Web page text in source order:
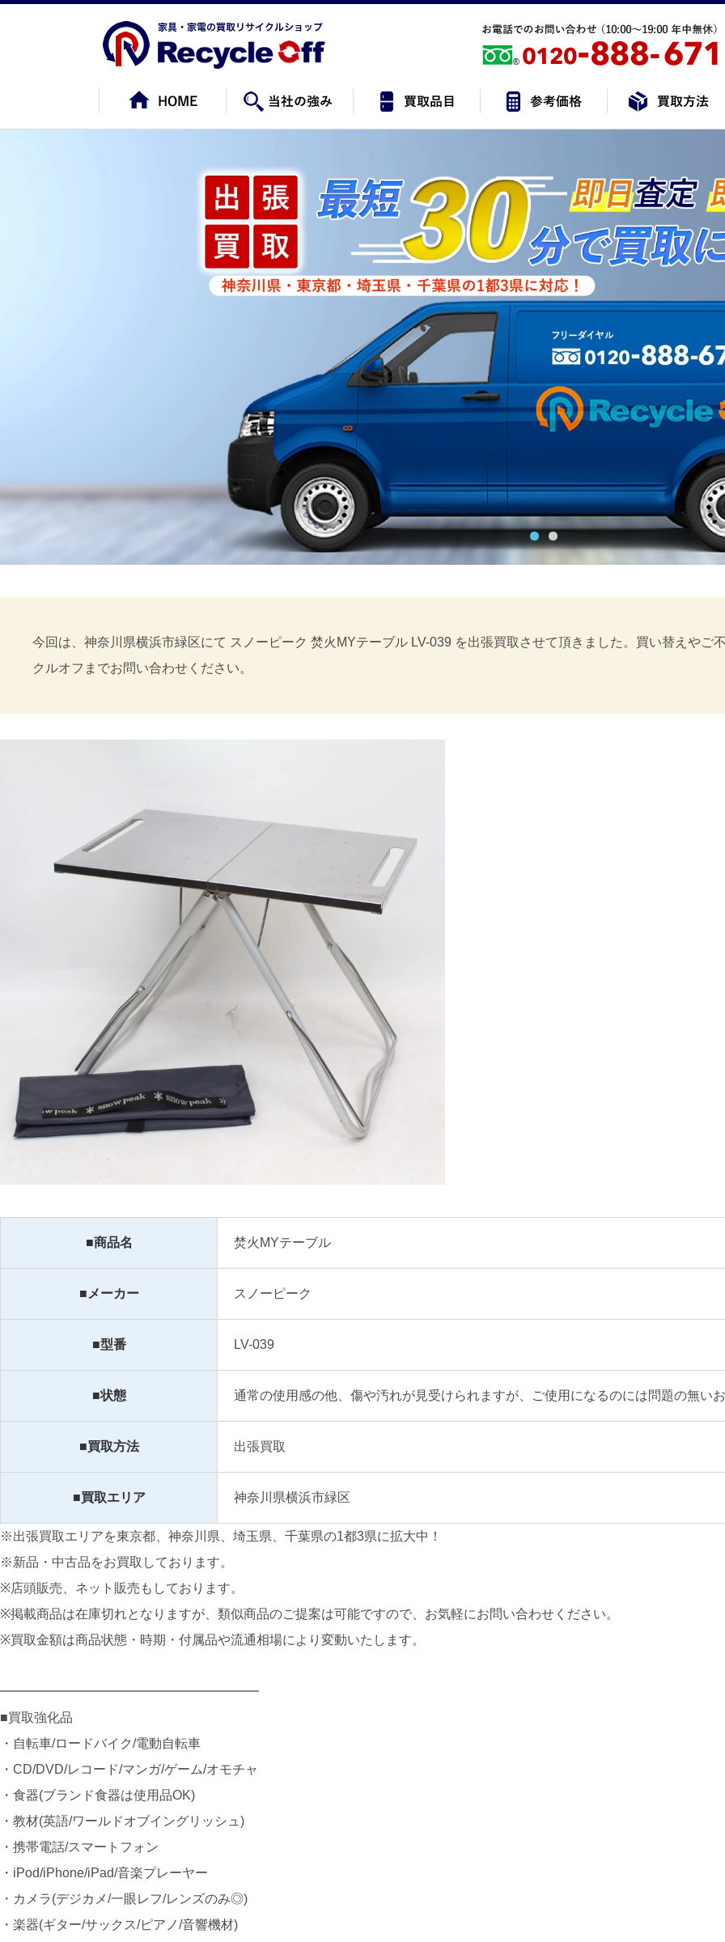
今回は、神奈川県横浜市緑区にて スノーピーク 焚火MYテーブル LV-039 を出張買取させて頂きました。買い替えやご
クルオフまでお問い合わせください。
■商品名 焚火MYテーブル
■メーカー スノーピーク
■型番 LV-039
■状態 通常の使用感の他、傷や汚れが見受けられますが、ご使用になるのには問題の無いお
■買取方法 出張買取
■買取エリア 神奈川県横浜市緑区
※出張買取エリアを東京都、神奈川県、埼玉県、千葉県の1都3県に拡大中！
※新品・中古品をお買取しております。
※店頭販売、ネット販売もしております。
※掲載商品は在庫切れとなりますが、類似商品のご提案は可能ですので、お気軽にお問い合わせください。
※買取金額は商品状態・時期・付属品や流通相場により変動いたします。
━━━━━━━━━━━━━━━━━━━━
■買取強化品
・自転車/ロードバイク/電動自転車
・CD/DVD/レコード/マンガ/ゲーム/オモチャ
・食器(ブランド食器は使用品OK)
・教材(英語/ワールドオブイングリッシュ)
・携帯電話/スマートフォン
・iPod/iPhone/iPad/音楽プレーヤー
・カメラ(デジカメ/一眼レフ/レンズのみ◎)
・楽器(ギター/サックス/ピアノ/音響機材)